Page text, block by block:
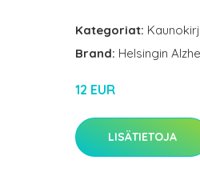
Kategoriat:
Brand: Helsingin
12 EUR
LISÄTIETOJA